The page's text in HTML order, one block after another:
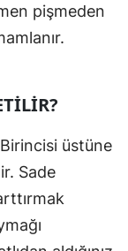
pişmeden
üstüne
Sade